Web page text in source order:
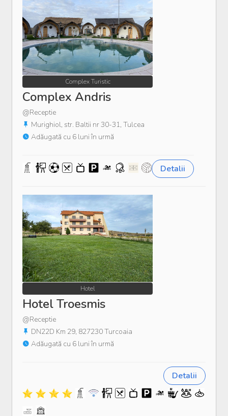
Complex Turistic
Complex Andris
@Receptie
Murighiol, str. Baltii nr 30-31, Tulcea
Adăugată cu 6 luni în urmă
Detalii
Hotel
Hotel Troesmis
@Receptie
DN22D Km 29, 827230 Turcoaia
Adăugată cu 6 luni în urmă
Detalii